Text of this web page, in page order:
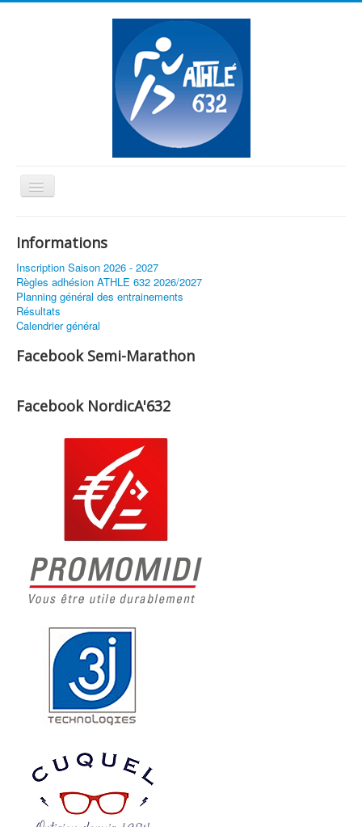
Basculer
la
Vous êtes ici :
Annulation des Championnats de France de cross à Montauban
Informations
Inscription Saison 2026 - 2027
Règles adhésion ATHLE 632 2026/2027
Planning général des entrainements
Résultats
Calendrier général
Facebook Semi-Marathon
Facebook NordicA'632